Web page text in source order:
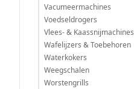
Vacumeermachines
Voedseldrogers
Vlees- & Kaassnijmachines
Wafelijzers & Toebehoren
Waterkokers
Weegschalen
Worstengrills